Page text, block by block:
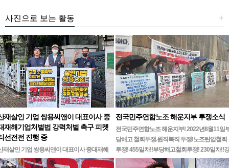
+
사진으로 보는 활동
재살인 기업 쌍용씨앤이 대표이사 중
재해기업처벌법 강력처벌 촉구 피켓
선전전 진행 중
재살인 기업 쌍용씨앤이 대표이사 중대재해
업처벌법 강력처벌 촉구민주노총 강원지역본
전국민주연합노조 해운지부 투쟁소식
전국민주연합노조 해운지부! 2022년8월11일
당해고 철회투쟁.원직복직 투쟁!노조탄압철회
투쟁! 455일차!!부당해고철회투쟁! 230일차!!강
릉ㆍ…